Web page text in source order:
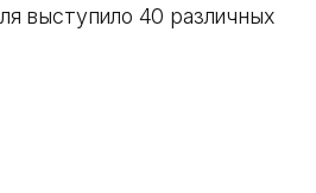
выступило 40 различных